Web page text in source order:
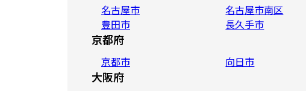
名古屋市 名古屋市南区
豊田市
長久手市
京都府
京都市 向日市
大阪府